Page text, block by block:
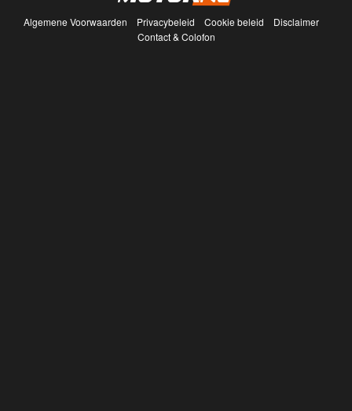
Algemene Voorwaarden Privacybeleid Cookie beleid
Disclaimer
Contact & Colofon